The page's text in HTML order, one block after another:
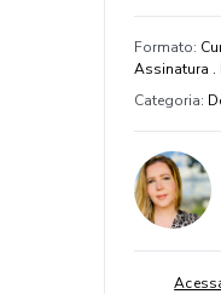
Formato:
Assinatura .
Categoria: